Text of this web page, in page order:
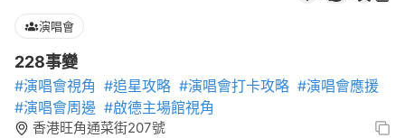
演唱會
228事變
#演唱會視角 #追星攻略 #演唱會打卡攻略 #演唱會應援
#演唱會周邊 #啟德主場館視角
香港旺角通菜街207號